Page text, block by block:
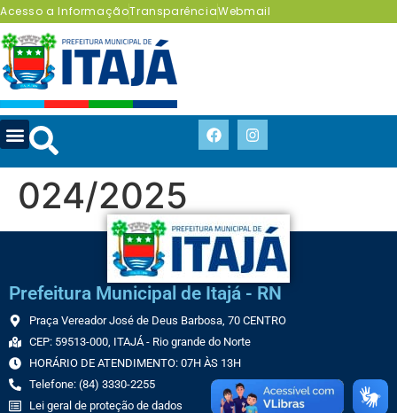
Acesso a InformaçãoTransparênciaWebmail
024/2025
Prefeitura Municipal de Itajá - RN
Praça Vereador José de Deus Barbosa, 70 CENTRO
CEP: 59513-000, ITAJÁ - Rio grande do Norte
HORÁRIO DE ATENDIMENTO: 07H ÀS 13H
Telefone: (84) 3330-2255
Lei geral de proteção de dados